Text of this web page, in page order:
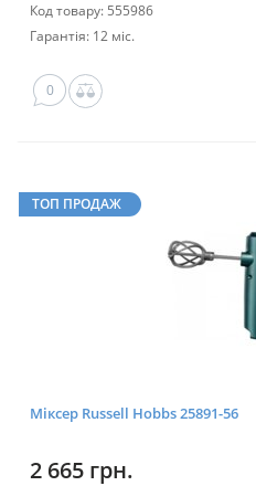
Код товару: 555986
Гарантія: 12 міс.
0
ТОП ПРОДАЖ
Міксер Russell Hobbs 25891-56
2 665 грн.